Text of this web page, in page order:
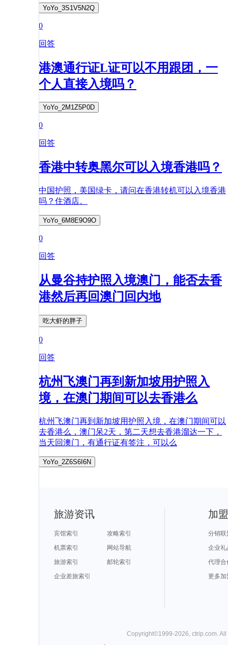
YoYo_3S1V5N2Q
0
回答
港澳通行证L证可以不用跟团，一
个人直接入境吗？
YoYo_2M1Z5P0D
0
回答
香港中转奥黑尔可以入境香港吗？
中国护照，美国绿卡，请问在香港转机可以入境香港
吗？住酒店。
YoYo_6M8E9O9O
0
回答
从曼谷持护照入境澳门，能否去香
港然后再回澳门回内地
吃大虾的胖子
0
回答
杭州飞澳门再到新加坡用护照入
境，在澳门期间可以去香港么
杭州飞澳门再到新加坡用护照入境，在澳门期间可以
去香港么，澳门呆2天，第二天想去香港溜达一下，
当天回澳门，有通行证有签注，可以么
YoYo_2Z6S6I6N
旅游资讯
宾馆索引
攻略索引
机票索引
网站导航
旅游索引
邮轮索引
企业差旅索引
加
分销联
企业礼
代理合
更多加
Copyright©1999-2026, ctrip.com.